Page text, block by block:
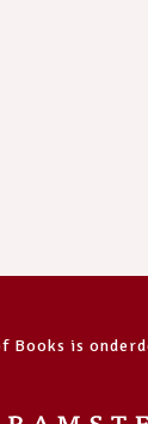
Books is